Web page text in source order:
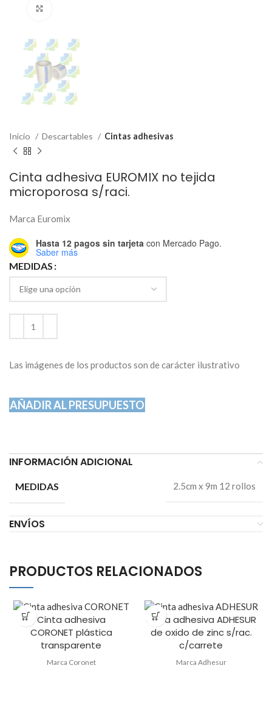
Inicio Descartables Cintas adhesivas
Cinta adhesiva EUROMIX no tejida
microporosa s/raci.
Marca Euromix
Hasta 12 pagos sin tarjeta con Mercado Pago.
Saber más
MEDIDAS
Las imágenes de los productos son de carácter ilustrativo
AÑADIR AL PRESUPUESTO
INFORMACIÓN ADICIONAL
MEDIDAS 2.5cm x 9m 12 rollos
ENVÍOS
PRODUCTOS RELACIONADOS
Cinta adhesiva
CORONET plástica
transparente
Marca Coronet
Cinta adhesiva ADHESUR
de oxido de zinc s/rac.
c/carrete
Marca Adhesur